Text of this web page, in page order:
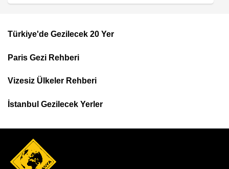
Footer
Top
Menu
Türkiye'de Gezilecek 20 Yer
Paris Gezi Rehberi
Vizesiz Ülkeler Rehberi
İstanbul Gezilecek Yerler